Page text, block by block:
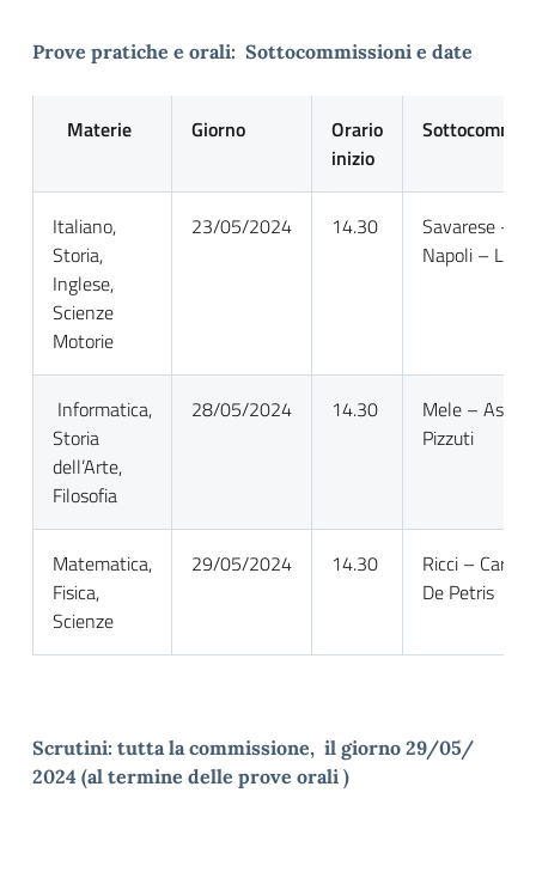
Prove pratiche e orali: Sottocommissioni e date
Materie Giorno
Orario
inizio
Italiano,
Storia,
Inglese,
Scienze
Motorie
23/05/2024 14.30
Savarese –
Napoli – Leoni
Informatica,
Storia
dell’Arte,
Filosofia
28/05/2024 14.30
Mele –
Pizzuti
Matematica,
Fisica,
Scienze
29/05/2024 14.30
Ricci –
De Petris
Scrutini: tutta la commissione, il giorno 29/05/
2024 (al termine delle prove orali )